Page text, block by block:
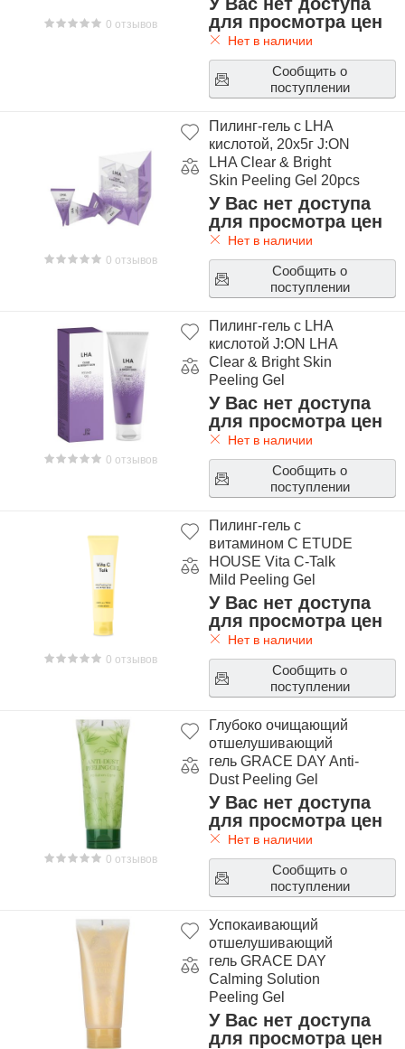
0 отзывов
для просмотра цен
Нет в наличии
Сообщить о
поступлении
0 отзывов
Пилинг-гель с LHA
кислотой, 20х5г J:ON
LHA Clear & Bright
Skin Peeling Gel 20pcs
У Вас нет доступа
для просмотра цен
Нет в наличии
Сообщить о
поступлении
0 отзывов
Пилинг-гель с LHA
кислотой J:ON LHA
Clear & Bright Skin
Peeling Gel
У Вас нет доступа
для просмотра цен
Нет в наличии
Сообщить о
поступлении
0 отзывов
Пилинг-гель с
витамином C ETUDE
HOUSE Vita C-Talk
Mild Peeling Gel
У Вас нет доступа
для просмотра цен
Нет в наличии
Сообщить о
поступлении
0 отзывов
Глубоко очищающий
отшелушивающий
гель GRACE DAY Anti-
Dust Peeling Gel
У Вас нет доступа
для просмотра цен
Нет в наличии
Сообщить о
поступлении
Успокаивающий
отшелушивающий
гель GRACE DAY
Calming Solution
Peeling Gel
У Вас нет доступа
для просмотра цен